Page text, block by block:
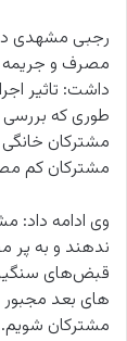
رجبی مشهدی
مصرف و جریمه
داشت: تاثیر
طوری که
مشترکان
مشترکان ‌کم
وی ادامه داد:
ندهند و به پر
قبض‌های
های بعد مجبور
مشترکان شویم.